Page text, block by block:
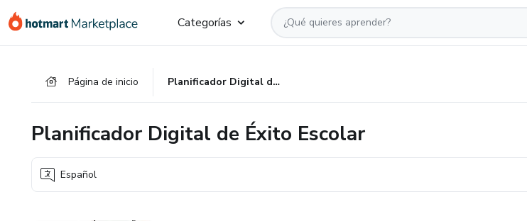
Categorías
Página de inicio Planificador Digital de Éxito Escolar
Planificador Digital de Éxito Escolar
Español